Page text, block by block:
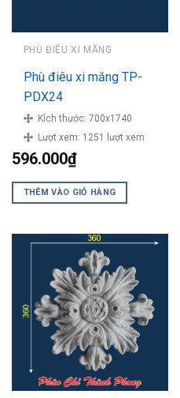
PHÙ ĐIÊU XI MĂNG
Phù điêu xi măng TP-
PDX24
Kích thước: 700x1740
Lượt xem: 1251 lượt xem
596.000₫
THÊM VÀO GIỎ HÀNG